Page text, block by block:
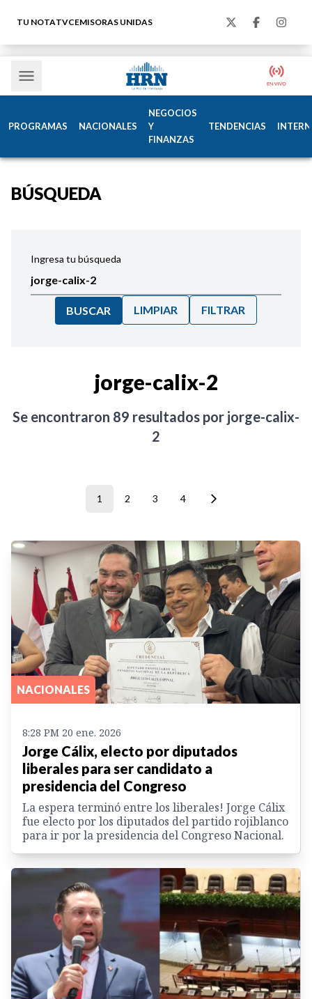
TU NOTATVCEMISORAS UNIDAS
PROGRAMAS NACIONALES
NEGOCIOS
Y
FINANZAS
TENDENCIAS
BÚSQUEDA
Ingresa tu búsqueda
BUSCAR LIMPIAR FILTRAR
jorge-calix-2
Se encontraron 89 resultados por jorge-calix-
2
1 2 3 4
NACIONALES
8:28 PM 20 ene. 2026
Jorge Cálix, electo por diputados
liberales para ser candidato a
presidencia del Congreso
La espera terminó entre los liberales! Jorge Cálix
fue electo por los diputados del partido rojiblanco
para ir por la presidencia del Congreso Nacional.